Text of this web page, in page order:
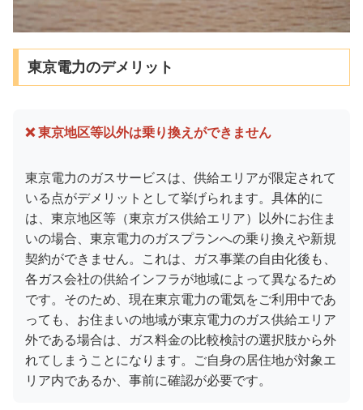
東京電力のデメリット
❌ 東京地区等以外は乗り換えができません
東京電力のガスサービスは、供給エリアが限定されて
いる点がデメリットとして挙げられます。具体的に
は、東京地区等（東京ガス供給エリア）以外にお住ま
いの場合、東京電力のガスプランへの乗り換えや新規
契約ができません。これは、ガス事業の自由化後も、
各ガス会社の供給インフラが地域によって異なるため
です。そのため、現在東京電力の電気をご利用中であ
っても、お住まいの地域が東京電力のガス供給エリア
外である場合は、ガス料金の比較検討の選択肢から外
れてしまうことになります。ご自身の居住地が対象エ
リア内であるか、事前に確認が必要です。